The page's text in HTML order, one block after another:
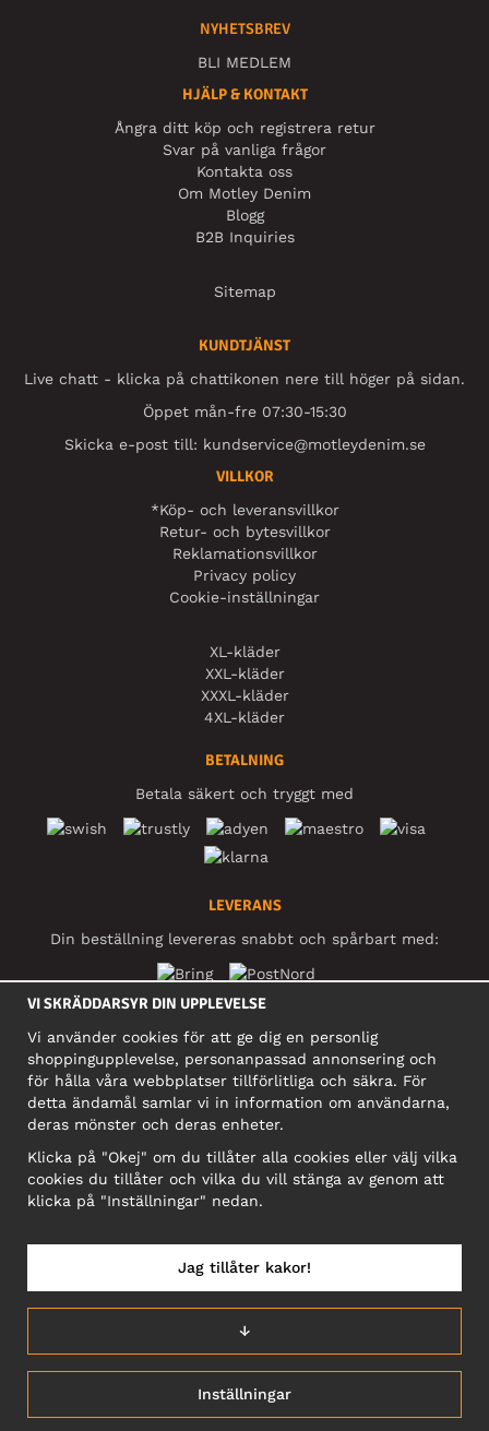
NYHETSBREV
BLI MEDLEM
HJÄLP & KONTAKT
Ångra ditt köp och registrera retur
Svar på vanliga frågor
Kontakta oss
Om Motley Denim
Blogg
B2B Inquiries
Sitemap
KUNDTJÄNST
Live chatt - klicka på chattikonen nere till höger på sidan.
Öppet mån-fre 07:30-15:30
Skicka e-post till: kundservice@motleydenim.se
VILLKOR
*Köp- och leveransvillkor
Retur- och bytesvillkor
Reklamationsvillkor
Privacy policy
Cookie-inställningar
XL-kläder
XXL-kläder
XXXL-kläder
4XL-kläder
BETALNING
Betala säkert och tryggt med
LEVERANS
Din beställning levereras snabbt och spårbart med:
FÖRETAG
Narva mnt 5, EE-10117 Tallinn
Org: 12356245, Momsnummer: SE502090048501
OBS! Skicka inte varureturer till denna adress!
SVERIGE/SVENSKA
VI SKRÄDDARSYR DIN UPPLEVELSE
Vi använder cookies för att ge dig en personlig
shoppingupplevelse, personanpassad annonsering och
för hålla våra webbplatser tillförlitliga och säkra. För
detta ändamål samlar vi in information om användarna,
deras mönster och deras enheter.
Klicka på "Okej" om du tillåter alla cookies eller välj vilka
cookies du tillåter och vilka du vill stänga av genom att
klicka på "Inställningar" nedan.
Inställningar
↓
Jag tillåter kakor!